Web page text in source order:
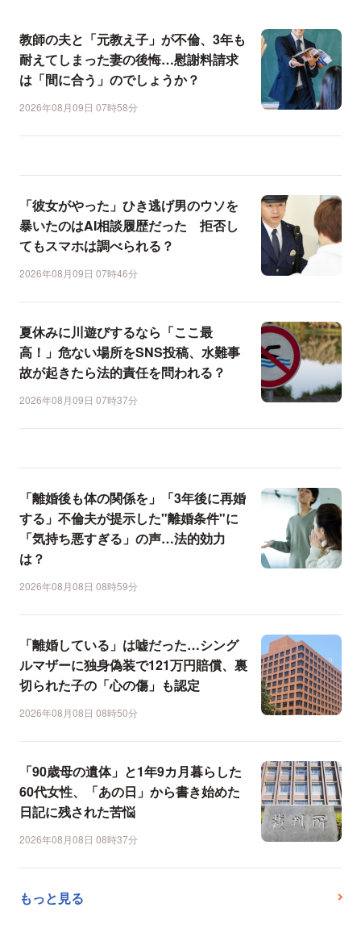
教師の夫と「元教え子」が不倫、3年も
耐えてしまった妻の後悔…慰謝料請求
は「間に合う」のでしょうか？
2026年08月09日 07時58分
「彼女がやった」ひき逃げ男のウソを
暴いたのはAI相談履歴だった 拒否し
てもスマホは調べられる？
2026年08月09日 07時46分
夏休みに川遊びするなら「ここ最
高！」危ない場所をSNS投稿、水難事
故が起きたら法的責任を問われる？
2026年08月09日 07時37分
「離婚後も体の関係を」「3年後に再婚
する」不倫夫が提示した"離婚条件"に
「気持ち悪すぎる」の声…法的効力
は？
2026年08月08日 08時59分
「離婚している」は嘘だった…シング
ルマザーに独身偽装で121万円賠償、裏
切られた子の「心の傷」も認定
2026年08月08日 08時50分
「90歳母の遺体」と1年9カ月暮らした
60代女性、「あの日」から書き始めた
日記に残された苦悩
2026年08月08日 08時37分
もっと見る